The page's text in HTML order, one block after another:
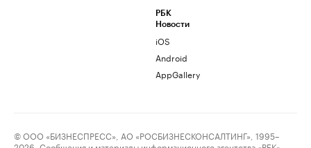
РБК
Новости
iOS
Android
AppGallery
© ООО «БИЗНЕСПРЕСС», АО «РОСБИЗНЕСКОНСАЛТИНГ», 1995–